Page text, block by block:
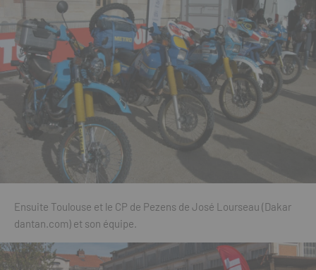
Ensuite Toulouse et le CP de Pezens de José Lourseau (Dakar
dantan.com) et son équipe.